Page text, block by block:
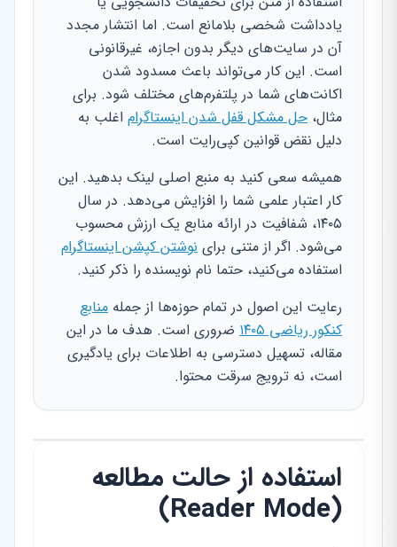
یادداشت شخصی بلامانع است. اما انتشار مجدد
آن در سایت‌های دیگر بدون اجازه، غیرقانونی
است. این کار می‌تواند باعث مسدود شدن
اکانت‌های شما در پلتفرم‌های مختلف شود. برای
مثال، حل مشکل قفل شدن اینستاگرام اغلب به
دلیل نقض قوانین کپی‌رایت است.
همیشه سعی کنید به منبع اصلی لینک بدهید. این
کار اعتبار علمی شما را افزایش می‌دهد. در سال
۱۴۰۵، شفافیت در ارائه منابع یک ارزش محسوب
می‌شود. اگر از متنی برای نوشتن کپشن اینستاگرام
استفاده می‌کنید، حتما نام نویسنده را ذکر کنید.
رعایت این اصول در تمام حوزه‌ها از جمله منابع
کنکور ریاضی ۱۴۰۵
ضروری است. هدف ما در این
مقاله، تسهیل دسترسی به اطلاعات برای یادگیری
است، نه ترویج سرقت محتوا.
استفاده از حالت مطالعه
(Reader Mode)